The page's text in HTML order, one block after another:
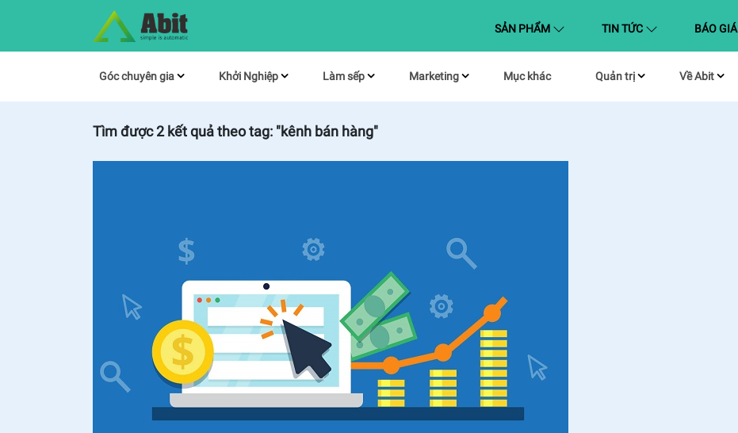
SẢN PHẨM (CURRENT)TIN TỨC BÁO GIÁ
Góc chuyên gia Khởi Nghiệp Làm sếp Marketing Mục khác Quản trị Về Abit
Tìm được2kết quả theo tag: "kênh bán hàng"